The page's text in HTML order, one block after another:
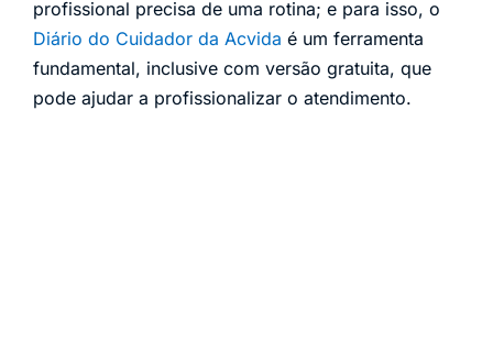
profissional precisa de uma rotina; e para isso, o
Diário do Cuidador da Acvida é um ferramenta
fundamental, inclusive com versão gratuita, que
pode ajudar a profissionalizar o atendimento.